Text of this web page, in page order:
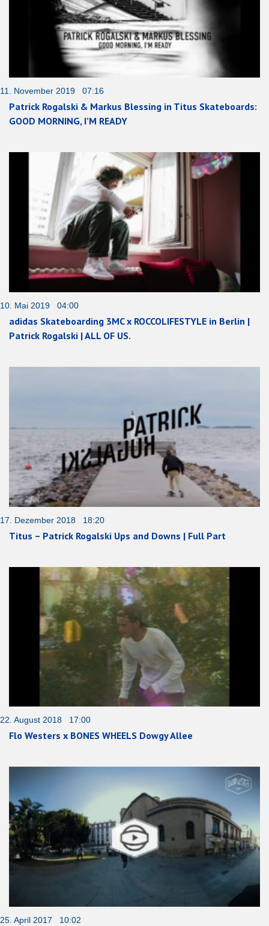
11. November 2019 07:16
Patrick Rogalski & Markus Blessing in Titus Skateboards:
GOOD MORNING, I’M READY
10. Mai 2019 04:00
adidas Skateboarding 3MC x ROCCOLIFESTYLE in Berlin |
Patrick Rogalski | ALL OF US.
17. Dezember 2018 18:20
Titus – Patrick Rogalski Ups and Downs | Full Part
22. August 2018 17:00
Flo Westers x BONES WHEELS Dowgy Allee
25. April 2017 10:02